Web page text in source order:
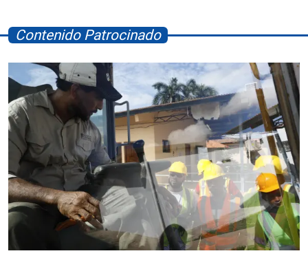
Contenido Patrocinado